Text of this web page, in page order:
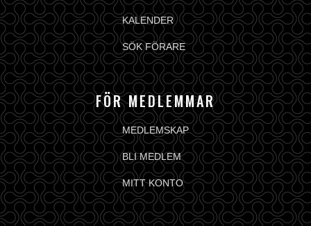
KALENDER
SÖK FÖRARE
FÖR MEDLEMMAR
MEDLEMSKAP
BLI MEDLEM
MITT KONTO